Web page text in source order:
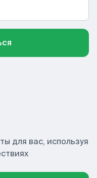
для вас, используя